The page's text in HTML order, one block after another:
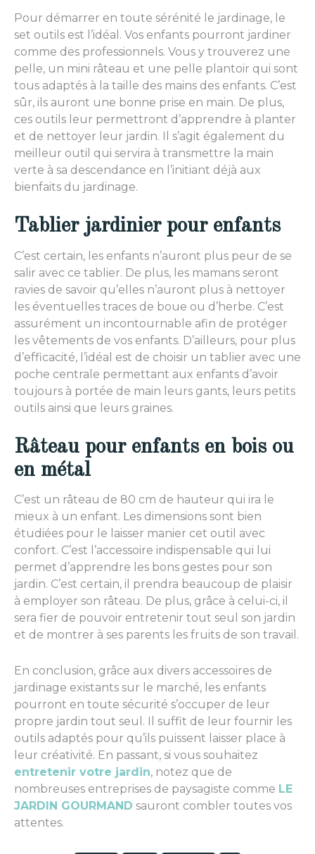
Pour démarrer en toute sérénité le jardinage, le
set outils est l’idéal. Vos enfants pourront jardiner
comme des professionnels. Vous y trouverez une
pelle, un mini râteau et une pelle plantoir qui sont
tous adaptés à la taille des mains des enfants. C’est
sûr, ils auront une bonne prise en main. De plus,
ces outils leur permettront d’apprendre à planter
et de nettoyer leur jardin. Il s’agit également du
meilleur outil qui servira à transmettre la main
verte à sa descendance en l’initiant déjà aux
bienfaits du jardinage.
Tablier jardinier pour enfants
C’est certain, les enfants n’auront plus peur de se
salir avec ce tablier. De plus, les mamans seront
ravies de savoir qu’elles n’auront plus à nettoyer
les éventuelles traces de boue ou d’herbe. C’est
assurément un incontournable afin de protéger
les vêtements de vos enfants. D’ailleurs, pour plus
d’efficacité, l’idéal est de choisir un tablier avec une
poche centrale permettant aux enfants d’avoir
toujours à portée de main leurs gants, leurs petits
outils ainsi que leurs graines.
Râteau pour enfants en bois ou
en métal
C’est un râteau de 80 cm de hauteur qui ira le
mieux à un enfant. Les dimensions sont bien
étudiées pour le laisser manier cet outil avec
confort. C’est l’accessoire indispensable qui lui
permet d’apprendre les bons gestes pour son
jardin. C’est certain, il prendra beaucoup de plaisir
à employer son râteau. De plus, grâce à celui-ci, il
sera fier de pouvoir entretenir tout seul son jardin
et de montrer à ses parents les fruits de son travail.
En conclusion, grâce aux divers accessoires de
jardinage existants sur le marché, les enfants
pourront en toute sécurité s’occuper de leur
propre jardin tout seul. Il suffit de leur fournir les
outils adaptés pour qu’ils puissent laisser place à
leur créativité. En passant, si vous souhaitez
entretenir votre jardin, notez que de
nombreuses entreprises de paysagiste comme LE
JARDIN GOURMAND sauront combler toutes vos
attentes.